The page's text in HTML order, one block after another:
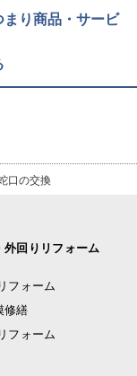
り商品・サービ
口の交換
外回りリフォーム
フォーム
修繕
フォーム